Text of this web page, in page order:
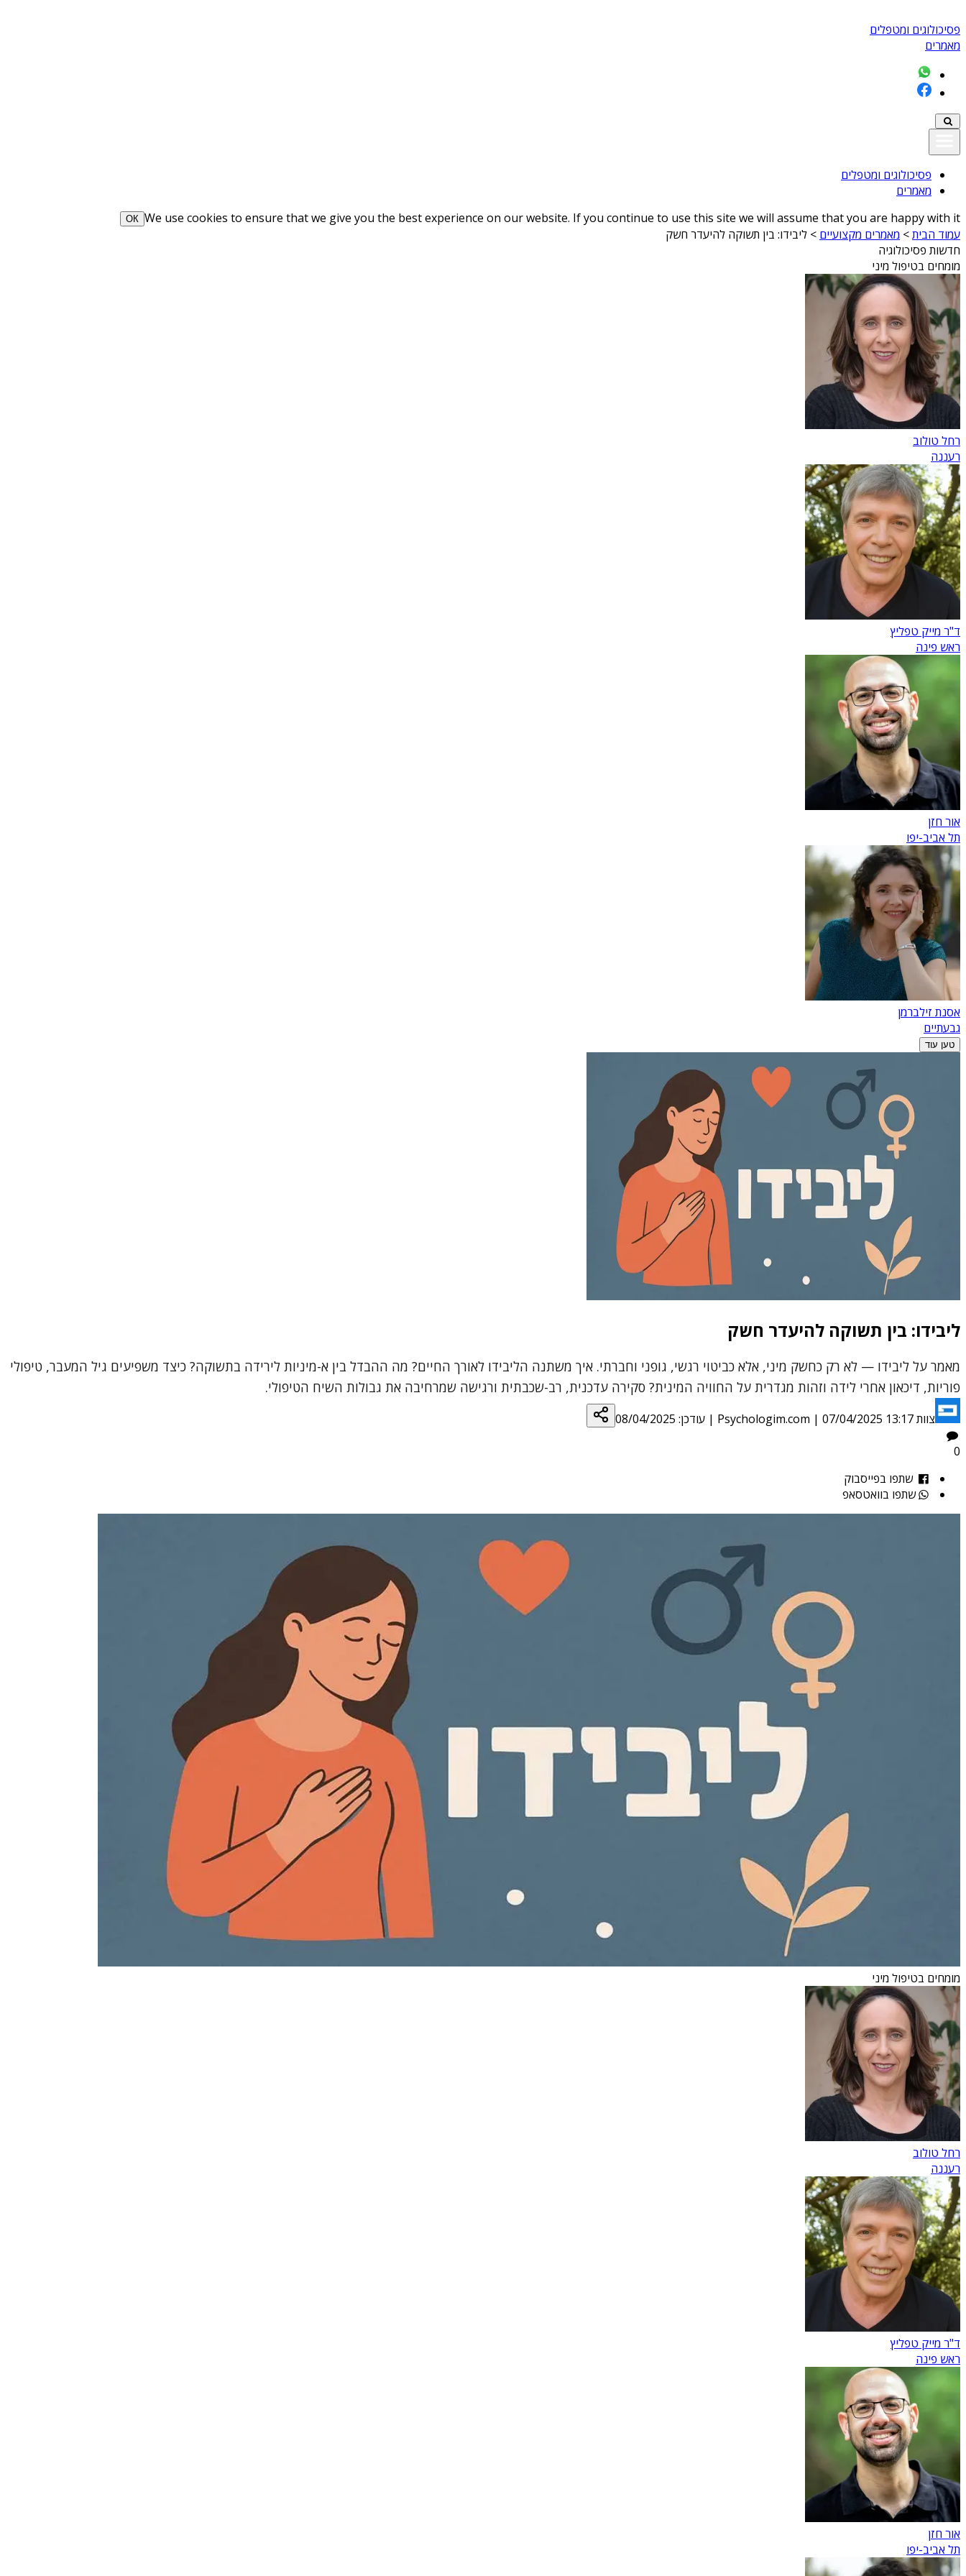
פסיכולוגים ומטפלים
מאמרים
פסיכולוגים ומטפלים
מאמרים
We use cookies to ensure that we give you the best experience on our website. If you continue to use this site we will assume that you are happy with it
ОК
עמוד הבית> מאמרים מקצועיים > ליבידו: בין תשוקה להיעדר חשק
חדשות פסיכולוגיה
מומחים בטיפול מיני
רחל טולוב
רעננה
ד"ר מייק טפליץ
ראש פינה
אור חזן
תל אביב-יפו
אסנת זילברמן
גבעתיים
טען עוד
ליבידו: בין תשוקה להיעדר חשק
מאמר על ליבידו — לא רק כחשק מיני, אלא כביטוי רגשי, גופני וחברתי. איך משתנה הליבידו לאורך החיים? מה ההבדל בין א-מיניות לירידה בתשוקה? כיצד משפיעים גיל המעבר, טיפולי
פוריות, דיכאון אחרי לידה וזהות מגדרית על החוויה המינית? סקירה עדכנית, רב-שכבתית ורגישה שמרחיבה את גבולות השיח הטיפולי.
צוות Psychologim.com | 07/04/2025 13:17 | עודכן: 08/04/2025
0
שתפו בפייסבוק
שתפו בוואטסאפ
מומחים בטיפול מיני
רחל טולוב
רעננה
ד"ר מייק טפליץ
ראש פינה
אור חזן
תל אביב-יפו